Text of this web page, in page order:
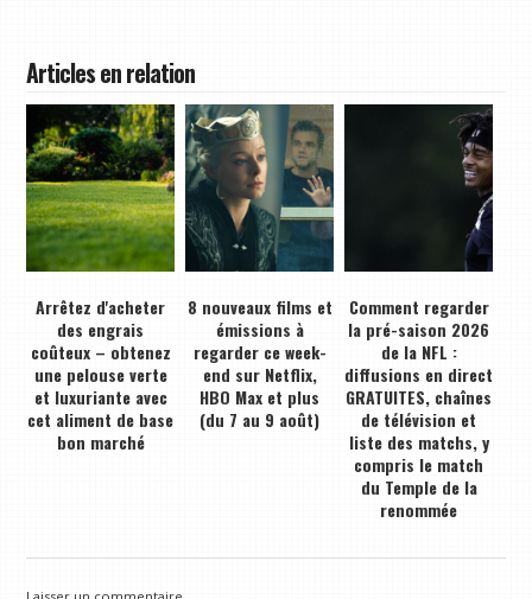
Articles en relation
Arrêtez d'acheter
des engrais
coûteux – obtenez
une pelouse verte
et luxuriante avec
cet aliment de base
bon marché
8 nouveaux films et
émissions à
regarder ce week-
end sur Netflix,
HBO Max et plus
(du 7 au 9 août)
Comment regarder
la pré-saison 2026
de la NFL :
diffusions en direct
GRATUITES, chaînes
de télévision et
liste des matchs, y
compris le match
du Temple de la
renommée